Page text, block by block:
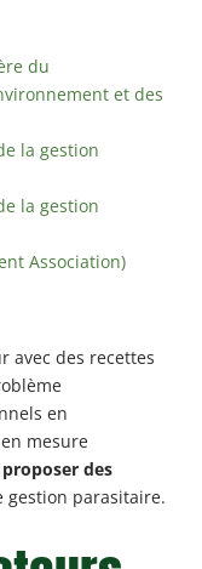
du
et des
la gestion
la gestion
Association)
avec des recettes
en
mesure
proposer des
gestion parasitaire.